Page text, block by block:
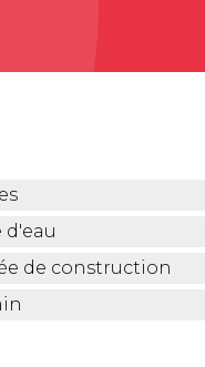
d'eau
de construction